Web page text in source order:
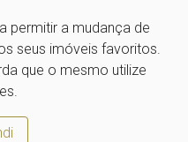
permitir a mudança de
seus imóveis favoritos.
que o mesmo utilize